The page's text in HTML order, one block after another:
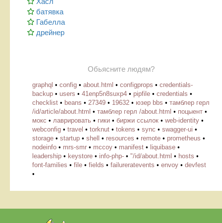
батявка
Габелла
дрейнер
Обьясните людям?
graphql • config • about.html • configprops • credentials-
backup • users • 41enp5n8suxp4 • pipfile • credentials •
checklist • beans • 27349 • 19632 • юзер bbs • тамблер герл
/id/article/about.html • тамблер герл /about.html • поцыент •
мокс • лаврировать • гики • биржи ссылок • web-identity •
webconfig • travel • torknut • tokens • sync • swagger-ui •
storage • startup • shell • resources • remote • prometheus •
nodeinfo • mrs-smr • mccoy • manifest • liquibase •
leadership • keystore • info-php- • "/id/about.html • hosts •
font-families • file • fields • failureratevents • envoy • devfest
•